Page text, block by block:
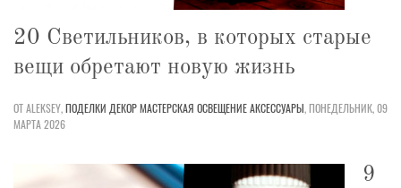
20 Светильников, в которых старые
вещи обретают новую жизнь
ОТ ALEKSEY,ПОДЕЛКИ ДЕКОРМАСТЕРСКАЯ ОСВЕЩЕНИЕАКСЕССУАРЫ,ПОНЕДЕЛЬНИК, 09
МАРТА 2026
9